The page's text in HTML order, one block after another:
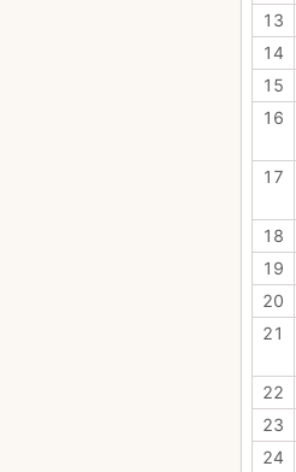
13
14
15
16
17
18
19
20
21
22
23
24